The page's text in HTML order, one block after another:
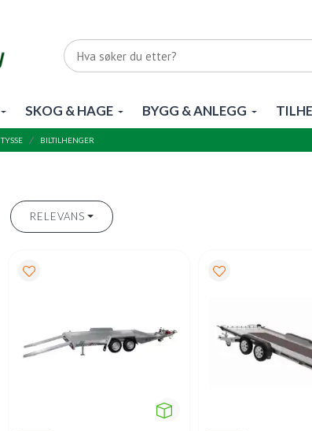
SKOG & HAGE BYGG & ANLEGG
TYSSE BILTILHENGER
RELEVANS